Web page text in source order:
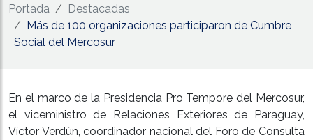
Portada
Destacadas
Más de 100 organizaciones participaron de Cumbre
Social del Mercosur
En el marco de la Presidencia Pro Tempore del Mercosur,
el viceministro de Relaciones Exteriores de Paraguay,
Víctor Verdún, coordinador nacional del Foro de Consulta